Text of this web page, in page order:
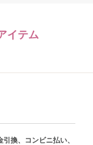
イテム
換、コンビニ払い、